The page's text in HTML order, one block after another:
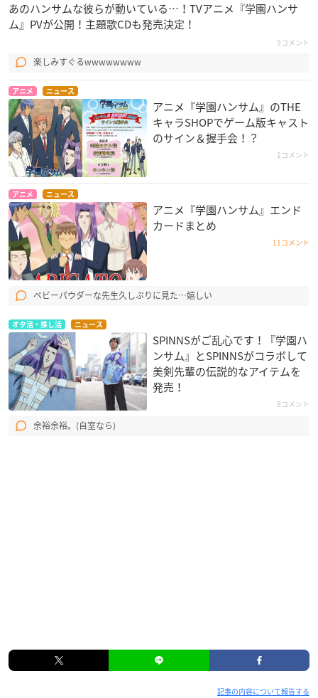
あのハンサムな彼らが動いている…！TVアニメ『学園ハンサ
ム』PVが公開！主題歌CDも発売決定！
9コメント
楽しみすぐるwwwwwwww
アニメ ニュース
アニメ『学園ハンサム』のTHE
キャラSHOPでゲーム版キャスト
のサイン＆握手会！？
1コメント
アニメ ニュース
アニメ『学園ハンサム』エンド
カードまとめ
11コメント
ベビーパウダーな先生久しぶりに見た…嬉しい
オタ活・推し活 ニュース
SPINNSがご乱心です！『学園ハ
ンサム』とSPINNSがコラボして
美剣先輩の伝説的なアイテムを
発売！
9コメント
余裕余裕。(自室なら)
記事の内容について報告する